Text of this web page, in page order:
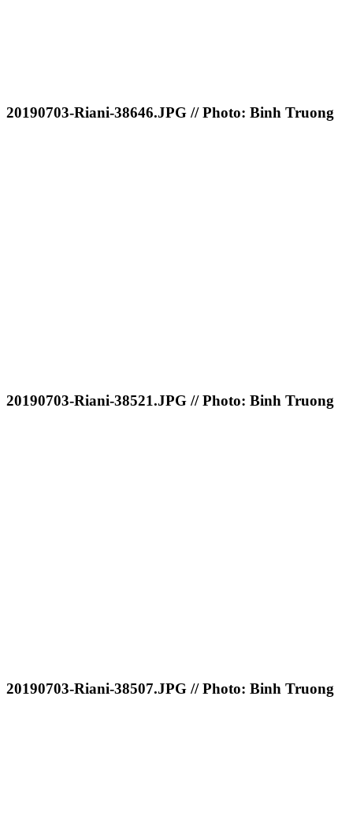
20190703-Riani-38646.JPG // Photo: Binh Truong
20190703-Riani-38521.JPG // Photo: Binh Truong
20190703-Riani-38507.JPG // Photo: Binh Truong